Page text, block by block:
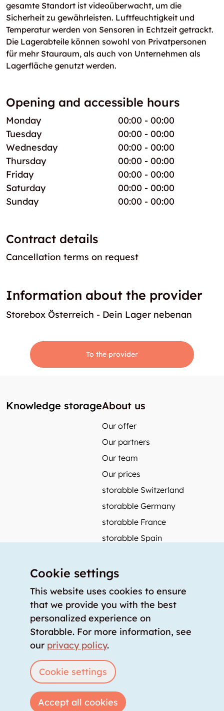
gesamte Standort ist videoüberwacht, um die
Sicherheit zu gewährleisten. Luftfeuchtigkeit und
Temperatur werden von Sensoren in Echtzeit getrackt.
Die Lagerabteile können sowohl von Privatpersonen
für mehr Stauraum, als auch von Unternehmen als
Lagerfläche genutzt werden.
Opening and accessible hours
Monday
00:00 - 00:00
Tuesday
00:00 - 00:00
Wednesday
00:00 - 00:00
Thursday
00:00 - 00:00
Friday
00:00 - 00:00
Saturday
00:00 - 00:00
Sunday
00:00 - 00:00
Contract details
Cancellation terms on request
Information about the provider
Storebox Österreich - Dein Lager nebenan
To the provider
Knowledge storageAbout us
Our offer
Our partners
Our team
Our prices
storabble Switzerland
storabble Germany
storabble France
storabble Spain
Press coverage
How to calculate the size of a storage room?
How much does a storage room cost?
For storage providers
Login List storage room
Cookie settings
This website uses cookies to ensure
that we provide you with the best
personalized experience on
Storabble. For more information, see
our privacy policy.
Cookie settings
Accept all cookies